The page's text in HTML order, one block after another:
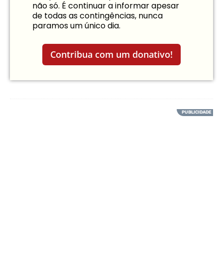
não só. É continuar a informar apesar
de todas as contingências, nunca
paramos um único dia.
Contribua com um donativo!